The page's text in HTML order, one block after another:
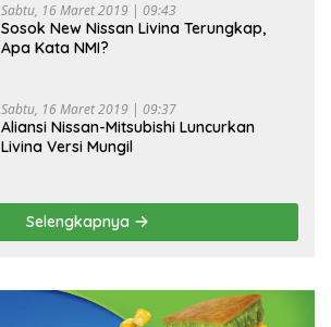
Sabtu, 16 Maret 2019 | 09:43
Sosok New Nissan Livina Terungkap,
Apa Kata NMI?
Sabtu, 16 Maret 2019 | 09:37
Aliansi Nissan-Mitsubishi Luncurkan
Livina Versi Mungil
Selengkapnya